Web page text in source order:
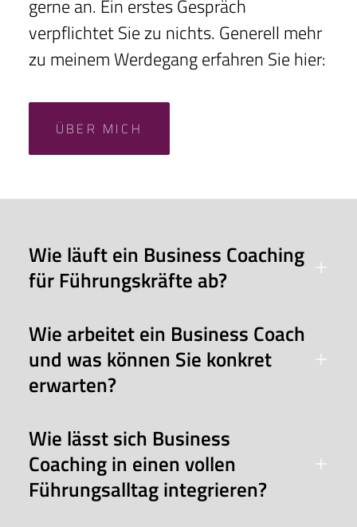
gerne an. Ein erstes Gespräch
verpflichtet Sie zu nichts. Generell mehr
zu meinem Werdegang erfahren Sie hier:
ÜBER MICH
Wie läuft ein Business Coaching
für Führungskräfte ab?
Wie arbeitet ein Business Coach
und was können Sie konkret
erwarten?
Wie lässt sich Business
Coaching in einen vollen
Führungsalltag integrieren?